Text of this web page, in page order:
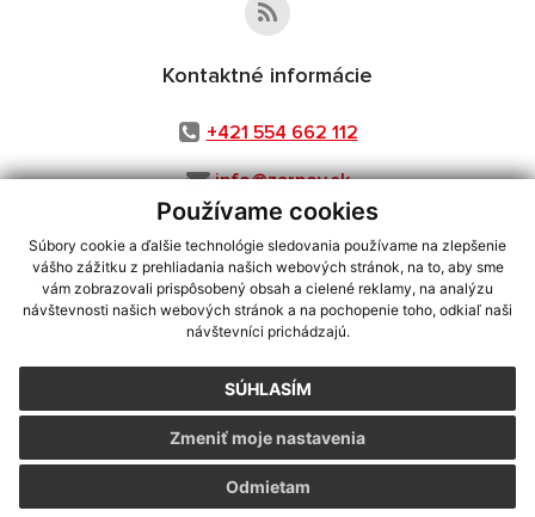
Používame cookies
Súbory cookie a ďalšie technológie sledovania používame na zlepšenie
vášho zážitku z prehliadania našich webových stránok, na to, aby sme
vám zobrazovali prispôsobený obsah a cielené reklamy, na analýzu
návštevnosti našich webových stránok a na pochopenie toho, odkiaľ naši
návštevníci prichádzajú.
SÚHLASÍM
Odmietam
Zmeniť moje nastavenia
Kontaktné informácie
+421 554 662 112
info@zarnov.sk
využite možnosť získavania aktuálnych informácií s využitím RSS
CMS systém (redakčný) systém ECHELON 2,Mapa stránok,web portál
webex.digital, s.r.o.,domény,registrácia domény
Posledná aktualizácia:03.08.2026
Vytlačiť stránku|Vyhlásenie o prístupnosti